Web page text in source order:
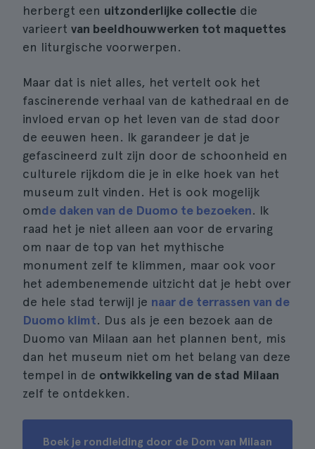
herbergt een uitzonderlijke collectie die
varieert van beeldhouwwerken tot maquettes
en liturgische voorwerpen.
Maar dat is niet alles, het vertelt ook het
fascinerende verhaal van de kathedraal en de
invloed ervan op het leven van de stad door
de eeuwen heen. Ik garandeer je dat je
gefascineerd zult zijn door de schoonheid en
culturele rijkdom die je in elke hoek van het
museum zult vinden. Het is ook mogelijk
omde daken van de Duomo te bezoeken. Ik
raad het je niet alleen aan voor de ervaring
om naar de top van het mythische
monument zelf te klimmen, maar ook voor
het adembenemende uitzicht dat je hebt over
de hele stad terwijl je naar de terrassen van de
Duomo klimt. Dus als je een bezoek aan de
Duomo van Milaan aan het plannen bent, mis
dan het museum niet om het belang van deze
tempel in de ontwikkeling van de stad Milaan
zelf te ontdekken.
Boek je rondleiding door de Dom van Milaan